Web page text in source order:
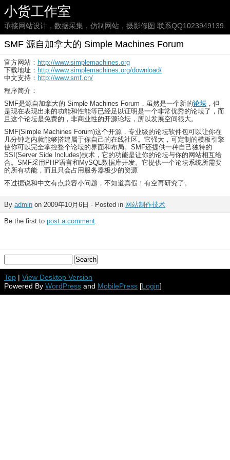
小货工作室
承接网站设计，数据采集，仿制网站，摄影修图 联系QQ1023949139
SMF 源自加拿大的 Simple Machines Forum
官方网站： http://www.simplemachines.org
下载地址： http://www.simplemachines.org/download/
中文支持： http://www.smf.cn/
程序简介：
SMF是源自加拿大的 Simple Machines Forum，虽然是一个新的论坛 ，但
是现在表现出来的功能和性能等已经足以证明是一个非常优秀的论坛了，而
且这个论坛是免费的，非商业性的开源论坛，所以发展空间很大。
SMF(Simple Machines Forum)这个开源，专业级的论坛软件包可以让你在
几分钟之内就能够搭建属于你自己的在线社区。它强大，可定制的模板引擎
使你可以完全掌控整个论坛的界面和布局。SMF还提供一种自己独特的
SSI(Server Side Includes)技术，它的功能是让你的论坛与你的网站相互给
合。SMF采用PHP语言和MySQL数据库开发。它提供一个论坛系统所需要
的所有功能，而且只会占用服务器极少的资源
不过据说和中文有点兼容小问题，不知道真假！有空再研究了。
By admin on 2009年10月6日 · Posted in 网站制作技术
Be the first to post a comment.
Top | View Desktop Version
Powered By WordPress and MobilePress [Login]